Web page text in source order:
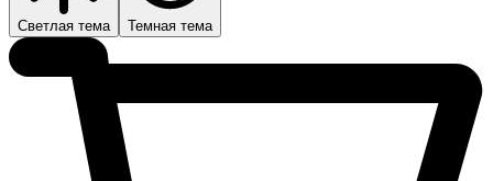
Светлая тема Темная тема